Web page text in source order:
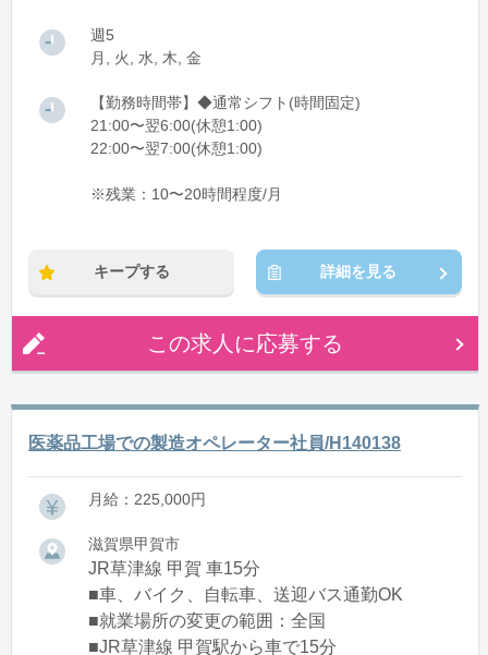
週5
月, 火, 水, 木, 金
【勤務時間帯】◆通常シフト(時間固定)
21:00〜翌6:00(休憩1:00)
22:00〜翌7:00(休憩1:00)
※残業：10〜20時間程度/月
キープする 詳細を見る
この求人に応募する
医薬品工場での製造オペレーター社員/H140138
月給：225,000円
滋賀県甲賀市
JR草津線 甲賀 車15分
■車、バイク、自転車、送迎バス通勤OK
■就業場所の変更の範囲：全国
■JR草津線 甲賀駅から車で15分